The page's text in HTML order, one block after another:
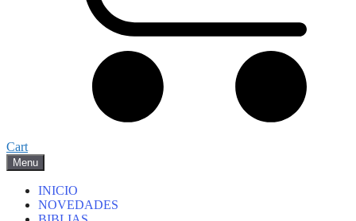
Cart
Menu
INICIO
NOVEDADES